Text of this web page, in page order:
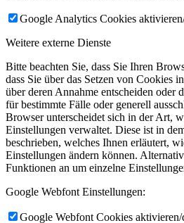
Google Analytics Cookies
Weitere externe Dienste
Bitte beachten Sie, dass Sie Ihren
dass Sie über das Setzen von Cookies
über deren Annahme entscheiden oder
für bestimmte Fälle oder generell
Browser unterscheidet sich in der Art,
Einstellungen verwaltet. Diese ist in
beschrieben, welches Ihnen erläutert,
Einstellungen ändern können.
Funktionen an um einzelne
Google Webfont Einstellungen:
Google Webfont Cookies aktivieren/